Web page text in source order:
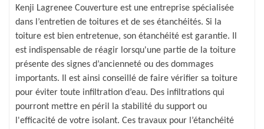
Kenji Lagrenee Couverture est une entreprise spécialisée
dans l’entretien de toitures et de ses étanchéités. Si la
toiture est bien entretenue, son étanchéité est garantie. Il
est indispensable de réagir lorsqu'une partie de la toiture
présente des signes d’ancienneté ou des dommages
importants. Il est ainsi conseillé de faire vérifier sa toiture
pour éviter toute infiltration d’eau. Des infiltrations qui
pourront mettre en péril la stabilité du support ou
l'efficacité de votre isolant. Ces travaux pour l’étanchéité